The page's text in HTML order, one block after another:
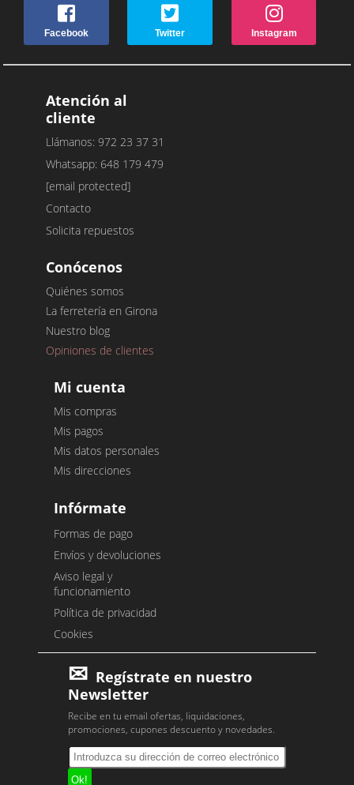
Facebook Twitter Instagram
Atención al
cliente
Llámanos: 972 23 37 31
Whatsapp: 648 179 479
[email protected]
Contacto
Solicita repuestos
Conócenos
Quiénes somos
La ferretería en Girona
Nuestro blog
Opiniones de clientes
Mi cuenta
Mis compras
Mis pagos
Mis datos personales
Mis direcciones
Infórmate
Formas de pago
Envíos y devoluciones
Aviso legal y
funcionamiento
Política de privacidad
Cookies
Regístrate en nuestro
Newsletter
Recibe en tu email ofertas, liquidaciones,
promociones, cupones descuento y novedades.